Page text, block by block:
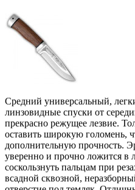
Средний универсальный,
линзовидные спуски от
прекрасно режущее лезвие.
оставить широкую голомень,
дополнительную прочность.
уверенно и прочно ложится в
соскользнуть пальцам при
всадной сквозной,